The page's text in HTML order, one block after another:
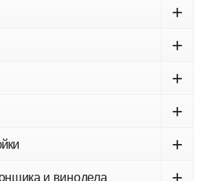
+
+
+
+
+
и винодела